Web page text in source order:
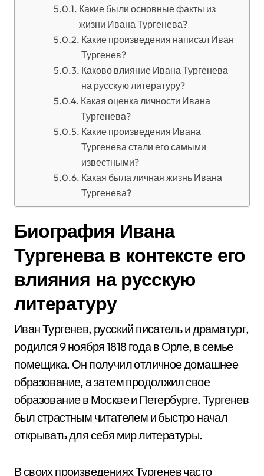
Какие были основные факты из
жизни Ивана Тургенева?
Какие произведения написал Иван
Тургенев?
Каково влияние Ивана Тургенева
на русскую литературу?
Какая оценка личности Ивана
Тургенева?
Какие произведения Ивана
Тургенева стали его самыми
известными?
Какая была личная жизнь Ивана
Тургенева?
Биография Ивана
Тургенева в контексте его
влияния на русскую
литературу
Иван Тургенев, русский писатель и драматург,
родился 9 ноября 1818 года в Орле, в семье
помещика. Он получил отличное домашнее
образование, а затем продолжил свое
образование в Москве и Петербурге. Тургенев
был страстным читателем и быстро начал
открывать для себя мир литературы.
В своих произведениях Тургенев часто